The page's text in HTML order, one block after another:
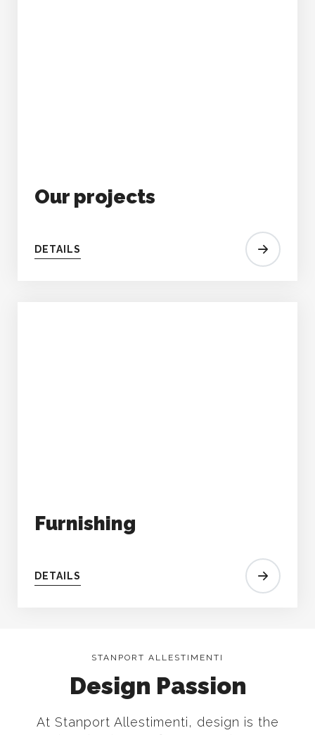
Our projects
DETAILS
Furnishing
DETAILS
STANPORT ALLESTIMENTI
Design Passion
At Stanport Allestimenti, design is the